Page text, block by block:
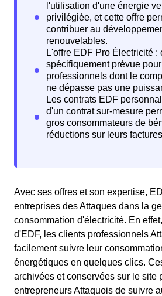
Avec ses offres et son expertise,
entreprises des Attaques dans la
consommation d'électricité. En
d'EDF, les clients professionnels
facilement suivre leur
énergétiques en quelques clics.
archivées et conservées sur le site
entrepreneurs Attaquois de suivre